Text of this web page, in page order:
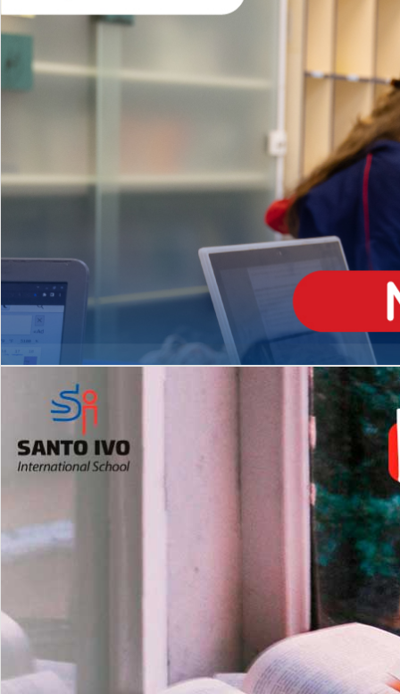
Matrículas Abertas 2026
EDUCAÇÃO INFANTIL
Inglês todos os dias
MÉDIO
igh School
Dupla Diplomação
2º AO 5º ANO FUNDAMENTAL
es
Com imersão Bilingue - Anos
Finais